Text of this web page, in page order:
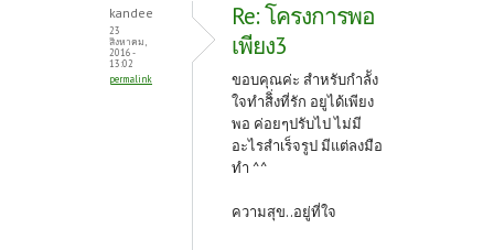
kandee
23
สิงหาคม,
2016 -
13:02
permalink
Re: โครงการพอ
เพียง3
ขอบคุณค่ะ สำหรับกำลััง
ใจทำสิิ่งที่รัก อยูได้เพียง
พอ ค่อยๆปรับไป ไม่มี
อะไรสำเร็จรูป มีแต่ลงมือ
ทำ ^^
ความสุข..อยู่ที่ใจ